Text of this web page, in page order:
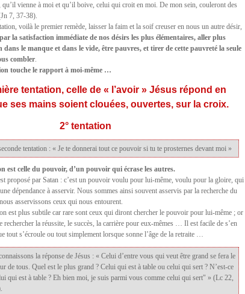
vienne à moi et qu’il boive, celui qui croit en moi. De mon sein, couleront des
7, 37-38).
voilà le premier remède, laisser la faim et la soif creuser en nous un autre désir,
la satisfaction immédiate de nos désirs les plus élémentaires, aller plus
le manque et dans le vide, être pauvres, et tirer de cette pauvreté la seule
combler.
touche le rapport à moi-même …
tentation, celle de « l’avoir » Jésus répond en
ses mains soient clouées, ouvertes, sur la croix.
2° tentation
tentation : « Je te donnerai tout ce pouvoir si tu te prosternes devant moi »
est celle du pouvoir, d’un pouvoir qui écrase les autres.
proposé par Satan : c’est un pouvoir voulu pour lui-même, voulu pour la gloire, qui
dépendance à asservir. Nous sommes ainsi souvent asservis par la recherche du
asservissons ceux qui nous entourent.
est plus subtile car rare sont ceux qui diront chercher le pouvoir pour lui-même ; or
rechercher la réussite, le succès, la carrière pour eux-mêmes … Il est facile de s’en
tout s’écroule ou tout simplement lorsque sonne l’âge de la retraite …
la réponse de Jésus : « Celui d’entre vous qui veut être grand se fera le
de tous. Quel est le plus grand ? Celui qui est à table ou celui qui sert ? N’est-ce
qui est à table ? Eh bien moi, je suis parmi vous comme celui qui sert" » (Lc 22,